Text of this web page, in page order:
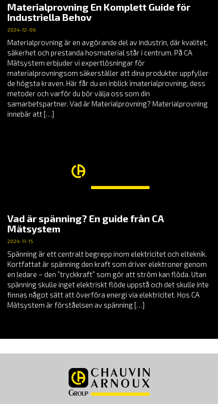
Materialprovning En Komplett Guide för
Industriella Behov
2024-12-06
Materialprovning är en avgörande del av industrin, där kvalitet,
säkerhet och prestanda hosmaterial står i centrum. På CA
Mätsystem erbjuder vi expertlösningar för
materialprovningsom säkerställer att dina produkter uppfyller
de högsta kraven. Här får du en inblick imaterialprovning, dess
metoder och varför du bör välja oss som din
samarbetspartner. Vad är Materialprovning? Materialprovning
innebär att […]
Vad är spänning? En guide från CA
Mätsystem
2024-11-15
Spänning är ett centralt begrepp inom elektricitet och elteknik.
Kortfattat är spänning den kraft som driver elektroner genom
en ledare – den ”tryckkraft” som gör att ström kan flöda. Utan
spänning skulle inget elektriskt flöde uppstå och det skulle inte
finnas något sätt att överföra energi via elektricitet. Hos CA
Mätsystem är förståelsen av spänning […]